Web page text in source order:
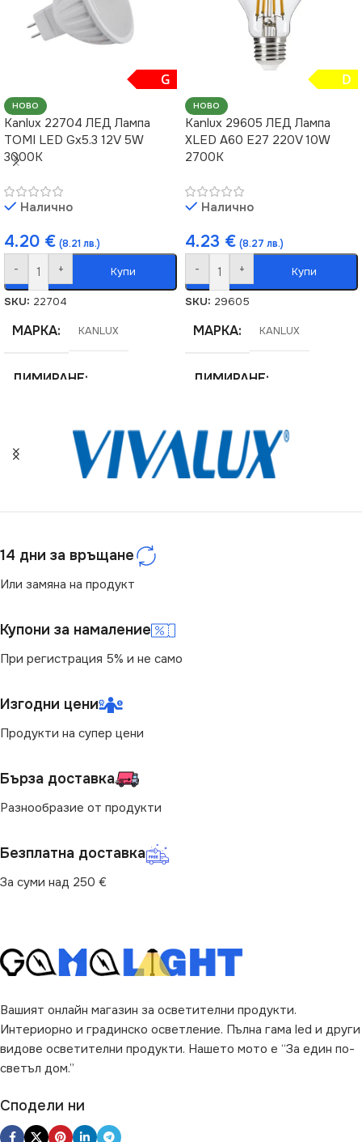
G
НОВО
Kanlux 22704 ЛЕД Лампа
TOMI LED Gx5.3 12V 5W
3000K
Налично
4.20 € (8.21 лв.)
- + Купи
SKU: 22704
МАРКА KANLUX
ДИМИРАНЕ
СЕРИЯ TOMI
ЦВЕТНА ТЕМПЕРАТУРА
НАПРЕЖЕНИЕ (V) 12V
МОЩНОСТ (W)
СВЕТЛИНЕН ПОТОК
MR16
D
НОВО
Kanlux 29605 ЛЕД Лампа
XLED A60 E27 220V 10W
2700K
Налично
4.23 € (8.27 лв.)
- + Купи
SKU: 29605
МАРКА KANLUX
ДИМИРАНЕ
СЕРИЯ XLED
ЦВЕТНА ТЕМПЕРАТУРА
ФОРМА НА ЛАМПАТА
14 дни за връщане
Или замяна на продукт
Купони за намаление
При регистрация 5% и не само
Изгодни цени
Продукти на супер цени
Бърза доставка
Разнообразие от продукти
Безплатна доставка
За суми над 250 €
Вашият онлайн магазин за осветителни продукти.
Интериорно и градинско осветление. Пълна гама led и други
видове осветителни продукти. Нашето мото е “За един по-
светъл дом.”
Сподели ни